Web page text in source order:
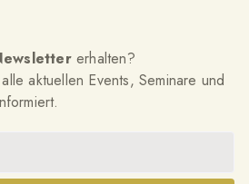
erhalten?
aktuellen Events, Seminare und